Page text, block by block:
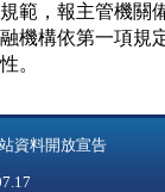
規範，報主管機關
融機構依第一項
。
資料開放宣告